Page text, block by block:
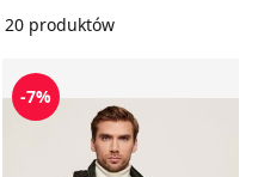
20 produktów
Kurtka męska casual
-7%